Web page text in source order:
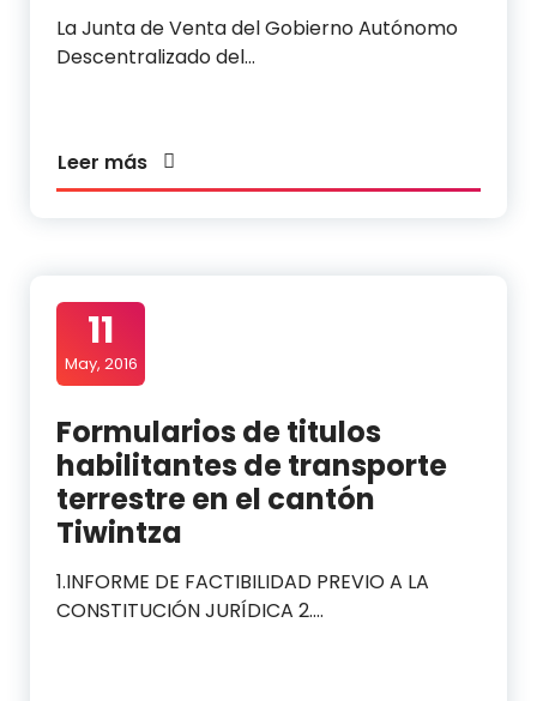
La Junta de Venta del Gobierno Autónomo
Descentralizado del…
Leer más
11
May, 2016
Formularios de titulos
habilitantes de transporte
terrestre en el cantón
Tiwintza
1.INFORME DE FACTIBILIDAD PREVIO A LA
CONSTITUCIÓN JURÍDICA 2.…